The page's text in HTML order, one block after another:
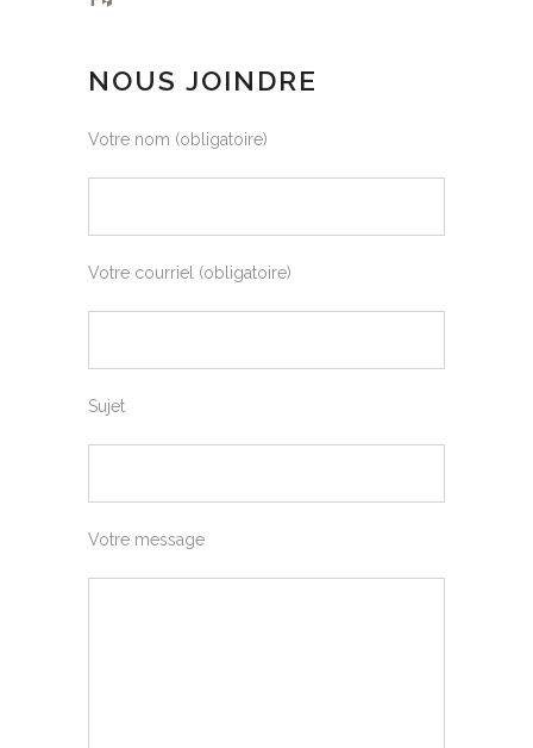
NOUS JOINDRE
Votre nom (obligatoire)
Votre courriel (obligatoire)
Sujet
Votre message